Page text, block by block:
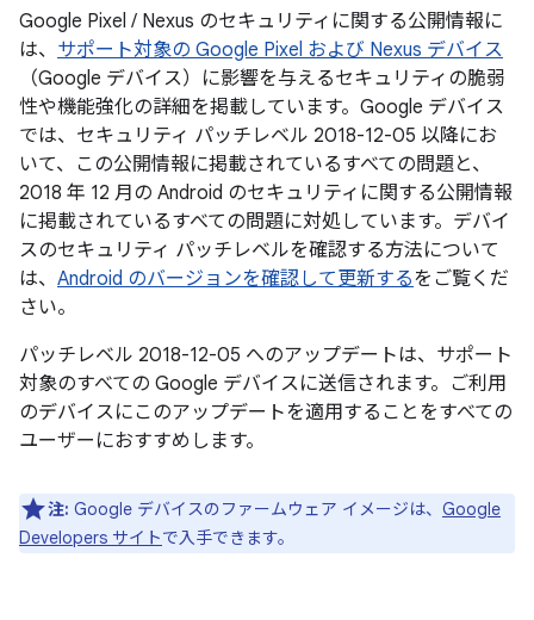
Google Pixel / Nexus のセキュリティに関する公開情報に
は、 サポート対象の Google Pixel および Nexus デバイス
（Google デバイス）に影響を与えるセキュリティの脆弱
性や機能強化の詳細を掲載しています。Google デバイス
では、セキュリティ パッチレベル 2018-12-05 以降にお
いて、この公開情報に掲載されているすべての問題と、
2018 年 12 月の Android のセキュリティに関する公開情報
に掲載されているすべての問題に対処しています。デバイ
スのセキュリティ パッチレベルを確認する方法について
は、 Android のバージョンを確認して更新するをご覧くだ
さい。
パッチレベル 2018-12-05 へのアップデートは、サポート
対象のすべての Google デバイスに送信されます。ご利用
のデバイスにこのアップデートを適用することをすべての
ユーザーにおすすめします。
注: Google デバイスのファームウェア イメージは、 Google
Developers サイトで入手できます。